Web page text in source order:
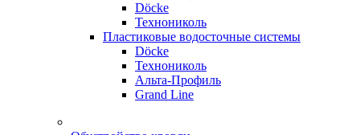
Döсkе
Технониколь
Пластиковые водосточные системы
Döcke
Технониколь
Альта-Профиль
Grand Line